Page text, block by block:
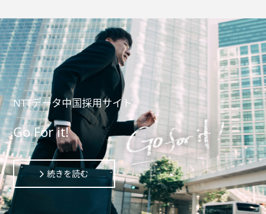
NTTデータ中国採用サイト
Go For it!
続きを読む